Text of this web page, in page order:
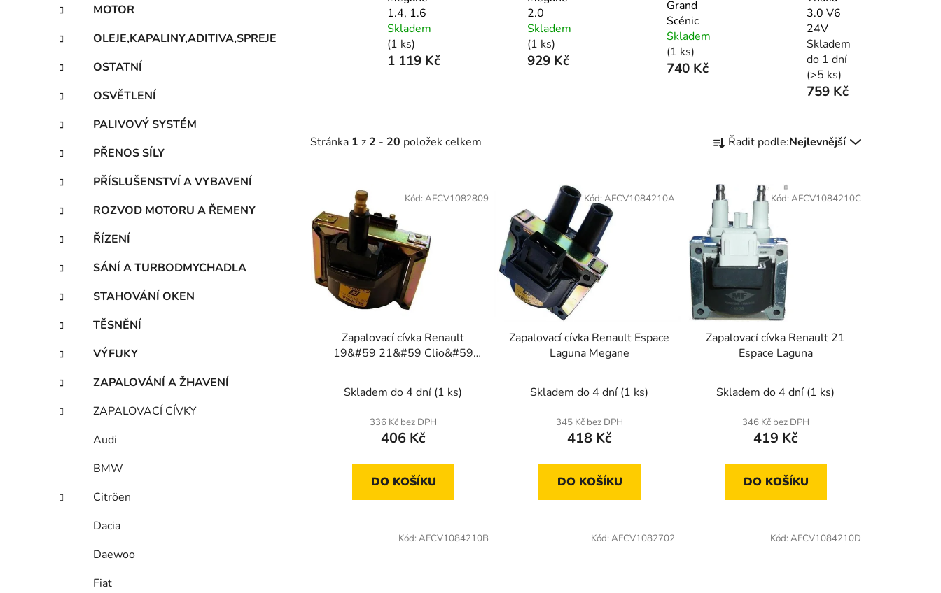
MOTOR
OLEJE,KAPALINY,ADITIVA,SPREJE
OSTATNÍ
OSVĚTLENÍ
PALIVOVÝ SYSTÉM
PŘENOS SÍLY
PŘÍSLUŠENSTVÍ A VYBAVENÍ
ROZVOD MOTORU A ŘEMENY
ŘÍZENÍ
SÁNÍ A TURBODMYCHADLA
STAHOVÁNÍ OKEN
TĚSNĚNÍ
VÝFUKY
ZAPALOVÁNÍ A ŽHAVENÍ
ZAPALOVACÍ CÍVKY
Audi
BMW
Citröen
Dacia
Daewoo
Fiat
1.4, 1.6
Skladem
(1 ks)
1 119 Kč
2.0
Skladem
(1 ks)
929 Kč
Grand
Scénic
Skladem
(1 ks)
740 Kč
3.0 V6
24V
Skladem
do 1 dní
(>5 ks)
759 Kč
Stránka 1 z 2 - 20 položek celkem
a
e
n
í
p
r
d
u
k
t
Řadit podle:Nejlevnější
p
i
s
p
Zapalovací cívka Renault
19&#59 21&#59 Clio&#59
Skladem do 4 dní (1 ks)
336 Kč bez DPH
406 Kč
DO KOŠÍKU
Kód: AFCV1082809
Zapalovací cívka Renault Espace
Laguna Megane
Skladem do 4 dní (1 ks)
345 Kč bez DPH
418 Kč
DO KOŠÍKU
Kód: AFCV1084210A
Zapalovací cívka Renault 21
Espace Laguna
Skladem do 4 dní (1 ks)
346 Kč bez DPH
419 Kč
DO KOŠÍKU
Kód: AFCV1084210C
Kód: AFCV1084210B Kód: AFCV1082702 Kód: AFCV1084210D